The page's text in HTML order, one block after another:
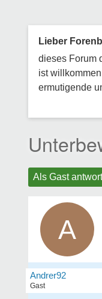
Lieber
dieses Forum
ist
ermutigende
Als Gast
A
Andrer92
Gast